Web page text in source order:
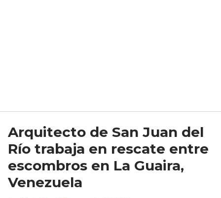
Arquitecto de San Juan del
Río trabaja en rescate entre
escombros en La Guaira,
Venezuela